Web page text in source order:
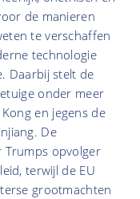
de manieren
te verschaffen
technologie
Daarbij stelt de
onder meer
en jegens de
De
Trumps opvolger
terwijl de EU
grootmachten